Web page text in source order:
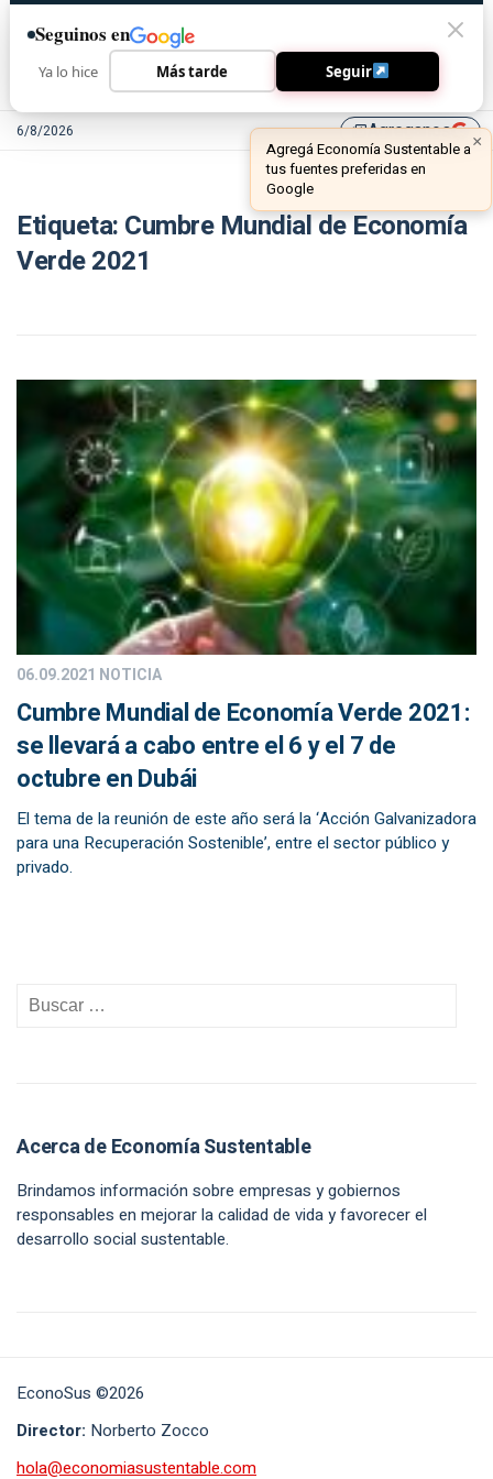
6/8/2026 library_addAgreganos ×
Agregá Economía Sustentable a
tus fuentes preferidas en
Google
Etiqueta: Cumbre Mundial de Economía
Verde 2021
06.09.2021 NOTICIA
Cumbre Mundial de Economía Verde 2021:
se llevará a cabo entre el 6 y el 7 de
octubre en Dubái
El tema de la reunión de este año será la ‘Acción Galvanizadora
para una Recuperación Sostenible’, entre el sector público y
privado.
Acerca de Economía Sustentable
Brindamos información sobre empresas y gobiernos
responsables en mejorar la calidad de vida y favorecer el
desarrollo social sustentable.
EconoSus ©2026
Director: Norberto Zocco
hola@economiasustentable.com
Seguinos en
Ya lo hice Más tarde Seguir